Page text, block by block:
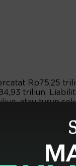
Rp75,25
triliun.
atau turun
triliun dari
keuangan tahun
tercatat